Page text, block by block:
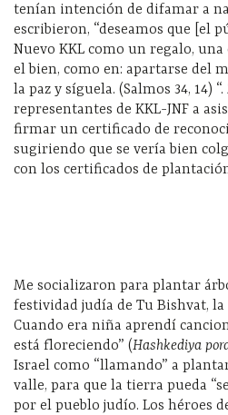
tenían intención de difamar a
escribieron, “deseamos que [el
Nuevo KKL como un regalo,
el bien, como en: apartarse del
la paz y síguela. (Salmos 34, 14)
representantes de KKL-JNF a
firmar un certificado de
sugiriendo que se vería bien
con los certificados de
Me socializaron para plantar
festividad judía de Tu Bishvat, la
Cuando era niña aprendí
está floreciendo” (Hashkediya
Israel como “llamando” a
valle, para que la tierra pueda
por el pueblo judío. Los héroes